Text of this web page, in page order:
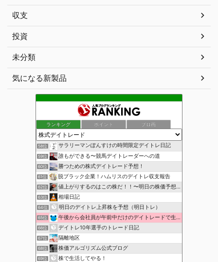
収支
投資
未分類
気になる新製品
ランキング ポイント ブロ画
58位 サラリーマンぽんすけの時間限定デイトレ日記
59位 誰もができる〜競馬デイトレーダーへの道
60位 勝つための株式デイトレード予想！
61位 脱ブラック企業！ハムリスのデイトレ収支報告
62位 値上がりするのはこの株だ！！〜明日の株価予想〜
63位 相場日記
64位 明日のデイトレ上昇株を予想（明日トレ）
65位 午後から会社員が午前中だけのデイトレードで生活費を稼ぐ！
66位 デイトレ10年選手のトレード日記
67位 隔離地区
68位 株価アルゴリズム公式ブログ
69位 株で生活してやる！